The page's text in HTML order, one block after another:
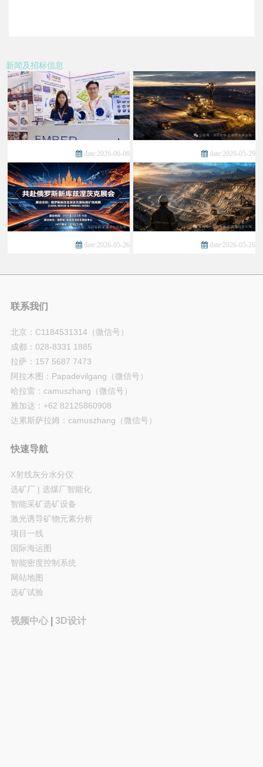
新闻及招标信息
date:2026-06-08 date:2026-05-29
date:2026-05-26 date:2026-05-26
联系我们
北京：C1184531314（微信号）
成都：028-8331 1885
拉萨：157 5687 7473
阿拉木图：Papadevilgang（微信号）
哈拉雷：camuszhang（微信号）
雅加达：+62 82125860908
达累斯萨拉姆：camuszhang（微信号）
快速导航
X射线灰分水分仪
选矿厂 | 选煤厂智能化
智能采矿选矿设备
激光诱导矿物元素分析
项目一线
国际海运图
智能密度控制系统
网站地图
选矿试验
视频中心 3D设计